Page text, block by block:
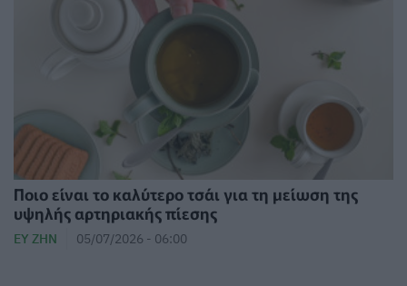
Ποιο είναι το καλύτερο τσάι για τη μείωση της
υψηλής αρτηριακής πίεσης
ΕΥ ΖΗΝ 05/07/2026 - 06:00